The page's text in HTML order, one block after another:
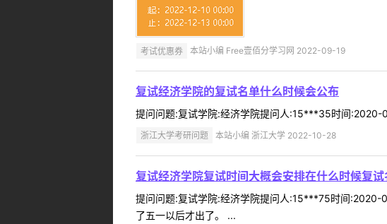
考试优惠券 本站小编 Free壹佰分学习网 2022-09-19
复试经济学院的复试名单什么时候会公布
提问问题:复试学院:经济学院提问人:15***35时间:2020-
浙江大学考研问题 本站小编 浙江大学 2022-10-28
复试经济学院复试时间大概会安排在什么时候复
提问问题:复试学院:经济学院提问人:15***75时间:2020-
了五一以后才出了。 ...